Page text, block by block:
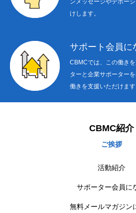
けします。
サポート会員に
CBMCでは、この働き
ターと企業サポーター
働きを支援いただけます
CBMC紹介
ご挨拶
活動紹介
サポーター会員に
無料メールマガジン